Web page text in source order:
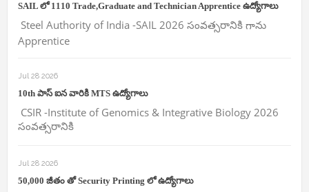
SAIL లో 1110 Trade,Graduate and Technician Apprentice ఉద్యోగాలు
Steel Authority of India -SAIL 2026 సంవత్సరానికి గాను
Apprentice
Jul 28 2026
10th పాస్ ఐన వారికి MTS ఉద్యోగాలు
CSIR -Institute of Genomics & Integrative Biology 2026
సంవత్సరానికి
Jul 28 2026
50,000 జీతం తో Security Printing లో ఉద్యోగాలు